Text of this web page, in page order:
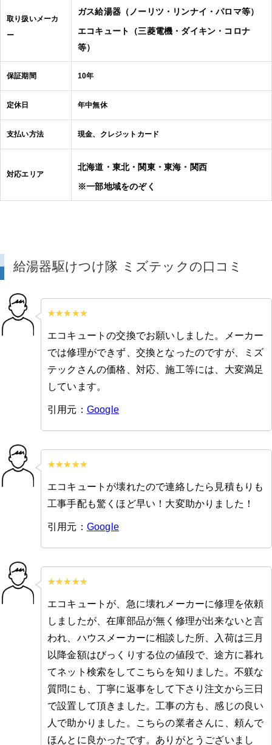
取り扱いメーカ
ー
ガス給湯器（ノーリツ・リンナイ・パロマ等）
エコキュート（三菱電機・ダイキン・コロナ
等）
保証期間 10年
定休日 年中無休
支払い方法 現金、クレジットカード
対応エリア
北海道・東北・関東・東海・関西
※一部地域をのぞく
給湯器駆けつけ隊 ミズテックの口コミ
エコキュートの交換でお願いしました。メーカー
では修理ができず、交換となったのですが、ミズ
テックさんの価格、対応、施工等には、大変満足
しています。
引用元： Google
エコキュートが壊れたので連絡したら見積もりも
工事手配も驚くほど早い！大変助かりました！
引用元： Google
エコキュートが、急に壊れメーカーに修理を依頼
しましたが、在庫部品が無く修理が出来ないと言
われ、ハウスメーカーに相談した所、入荷は三月
以降金額はびっくりする位の値段で、途方に暮れ
てネット検索をしてこちらを知りました。不躾な
質問にも、丁寧に返事をして下さり注文から三日
で設置して頂きました。工事の方も、感じの良い
人で助かりました。こちらの業者さんに、頼んで
ほんとに良かったです。ありがとうございまし